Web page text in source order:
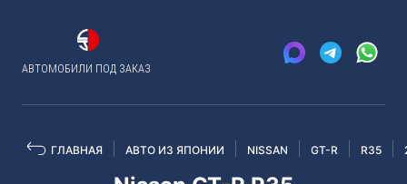
АВТОМОБИЛИ ПОД ЗАКАЗ
ГЛАВНАЯ АВТО ИЗ ЯПОНИИ NISSAN GT-R R35